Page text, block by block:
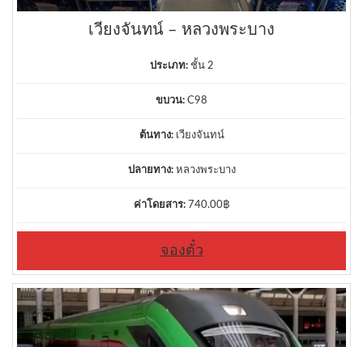
เวียงจันทน์ – หลวงพระบาง
ประเภท: ชั้น 2
ขบวน: C98
ต้นทาง: เวียงจันทน์
ปลายทาง: หลวงพระบาง
ค่าโดยสาร: 740.00฿
จองตั๋ว